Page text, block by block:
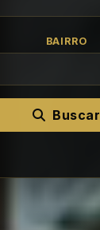
BAIRRO
Buscar